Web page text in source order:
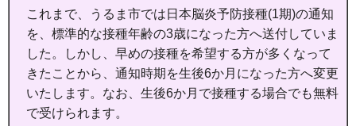
これまで、うるま市では日本脳炎予防接種(1期)の通知
を、標準的な接種年齢の3歳になった方へ送付していま
した。しかし、早めの接種を希望する方が多くなって
きたことから、通知時期を生後6か月になった方へ変更
いたします。なお、生後6か月で接種する場合でも無料
で受けられます。